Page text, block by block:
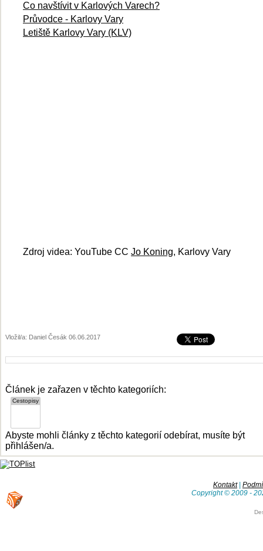
Co navštívit v Karlových Varech?
Průvodce - Karlovy Vary
Letiště Karlovy Vary (KLV)
Zdroj videa: YouTube CC Jo Koning, Karlovy Vary
Vložil/a: Daniel Česák 06.06.2017
Článek je zařazen v těchto kategoriích:
Abyste mohli články z těchto kategorií odebírat, musíte být
přihlášen/a.
Kontakt|
Copyright © 2009 -